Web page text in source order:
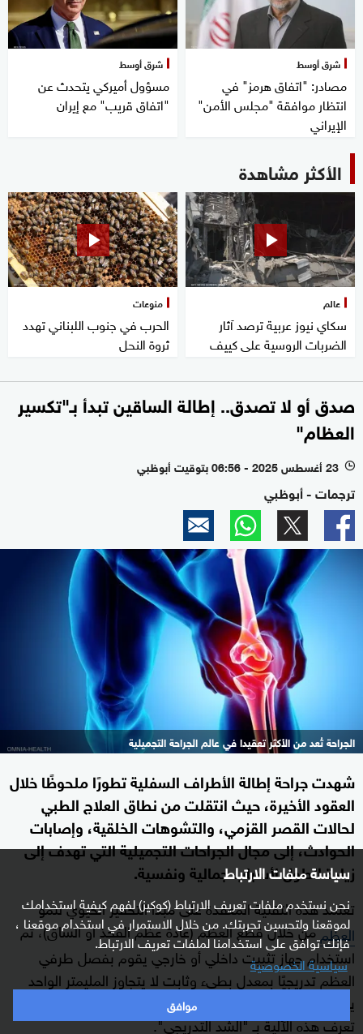
سياسة ملفات الارتباط
نحن نستخدم ملفات تعريف الارتباط (كوكيز) لفهم كيفية استخدامك
لموقعنا ولتحسين تجربتك. من خلال الاستمرار في استخدام موقعنا ،
فإنك توافق على استخدامنا لملفات تعريف الارتباط.
سياسية الخصوصية
موافق
شرق أوسط
مصادر: "اتفاق هرمز" في
انتظار موافقة "مجلس الأمن"
الإيراني
شرق أوسط
مسؤول أميركي يتحدث عن
"اتفاق قريب" مع إيران
الأكثر مشاهدة
عالم
سكاي نيوز عربية ترصد آثار
الضربات الروسية على كييف
منوعات
الحرب في جنوب اللبناني تهدد
ثروة النحل
صدق أو لا تصدق.. إطالة الساقين تبدأ بـ"تكسير
العظام"
l 23 أغسطس 2025 - 06:56 بتوقيت أبوظبي
ترجمات - أبوظبي
الجراحة تُعد من الأكثر تعقيدا في عالم الجراحة التجميلية
شهدت جراحة إطالة الأطراف السفلية تطورًا ملحوظًا خلال
العقود الأخيرة، حيث انتقلت من نطاق العلاج الطبي
لحالات القصر القزمي، والتشوهات الخلقية، وإصابات
الحوادث، إلى مجال الجراحات التجميلية التي تهدف إلى
زيادة الطول لأسباب جمالية ونفسية.
تعتمد هذه التقنية المعقدة على مبدأ التحفيز الحيوي لنمو
العظممن خلال قطع العظم (عادة عظم الفخذ أو الساق)، ثم
استخدام جهاز تثبيت داخلي أو خارجي يقوم بفصل طرفي
العظم تدريجيًا بمعدل بطيء وثابت لا يتجاوز المليمتر الواحد
يوميًا، مما يسمح بتكوين نسيج عظمي جديد في الفراغ الناتج.
تعرف هذه الآلية بـ "الشد التدريجي".